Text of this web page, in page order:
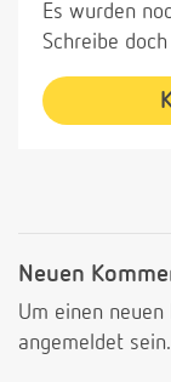
Es wurden
Schreibe
Neuen
Um einen
angemeldet